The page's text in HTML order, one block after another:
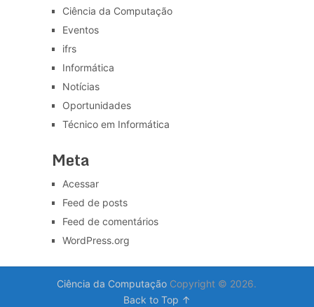
Ciência da Computação
Eventos
ifrs
Informática
Notícias
Oportunidades
Técnico em Informática
Meta
Acessar
Feed de posts
Feed de comentários
WordPress.org
Ciência da Computação Copyright © 2026.
Back to Top ↑